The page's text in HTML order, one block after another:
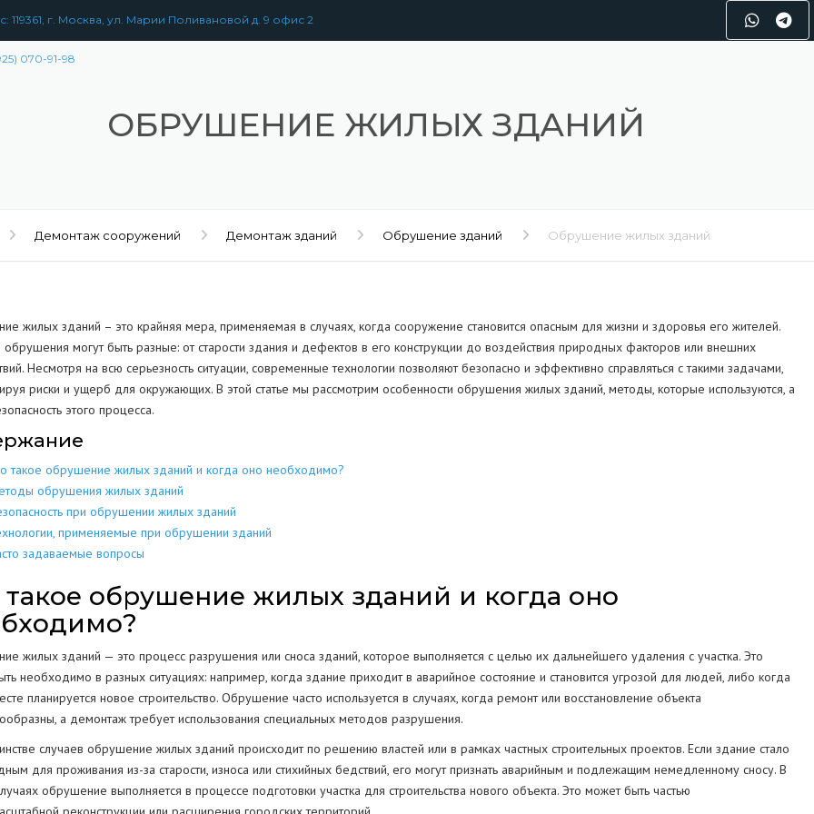
119361, г. Москва, ул. Марии Поливановой д. 9 офис 2
070-91-98
ЗДАНИЙ РАЗБОРКА
АНГАРОВ
ПРОМЫШЛЕННЫХ ТРУБ
КОНСТРУКЦИЙ
ЖЕЛЕЗОБЕТОННЫХ
БЕТОННЫХ
КОЛОНН
СТЕН
ПОКРЫТИЯ
ОБРУШЕНИЕ ЖИЛЫХ ЗДАНИЙ
Демонтаж сооружений Демонтаж зданий Обрушение зданий Обрушение жилых зданий
жилых зданий – это крайняя мера, применяемая в случаях, когда сооружение становится опасным для жизни и здоровья его жителей.
могут быть разные: от старости здания и дефектов в его конструкции до воздействия природных факторов или внешних
Несмотря на всю серьезность ситуации, современные технологии позволяют безопасно и эффективно справляться с такими задачами,
риски и ущерб для окружающих. В этой статье мы рассмотрим особенности обрушения жилых зданий, методы, которые используются, а
этого процесса.
такое обрушение жилых зданий и когда оно необходимо?
обрушения жилых зданий
при обрушении жилых зданий
применяемые при обрушении зданий
задаваемые вопросы
такое обрушение жилых зданий и когда оно
жилых зданий — это процесс разрушения или сноса зданий, которое выполняется с целью их дальнейшего удаления с участка. Это
необходимо в разных ситуациях: например, когда здание приходит в аварийное состояние и становится угрозой для людей, либо когда
планируется новое строительство. Обрушение часто используется в случаях, когда ремонт или восстановление объекта
а демонтаж требует использования специальных методов разрушения.
случаев обрушение жилых зданий происходит по решению властей или в рамках частных строительных проектов. Если здание стало
для проживания из-за старости, износа или стихийных бедствий, его могут признать аварийным и подлежащим немедленному сносу. В
обрушение выполняется в процессе подготовки участка для строительства нового объекта. Это может быть частью